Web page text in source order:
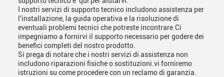
I nostri servizi di supporto tecnico includono assistenza per
l'installazione, la guida operativa e la risoluzione di
eventuali problemi tecnici che potreste incontrare.Ci
impegniamo a fornirvi il supporto necessario per godere dei
benefici completi del nostro prodotto.
Si prega di notare che i nostri servizi di assistenza non
includono riparazioni fisiche o sostituzioni.vi forniremo
istruzioni su come procedere con un reclamo di garanzia.